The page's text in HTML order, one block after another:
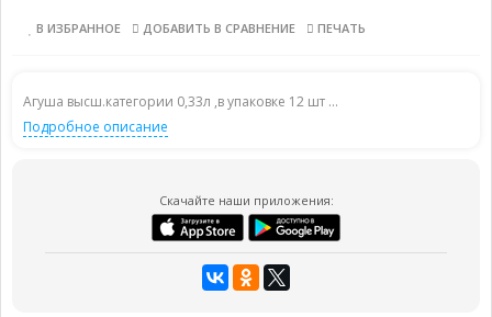
В ИЗБРАННОЕ ДОБАВИТЬ В СРАВНЕНИЕ ПЕЧАТЬ
Агуша высш.категории 0,33л ,в упаковке 12 шт ...
Подробное описание
Скачайте наши приложения: